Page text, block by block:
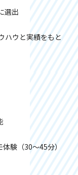
選出
ハウと実績をもと
体験（30〜45分）